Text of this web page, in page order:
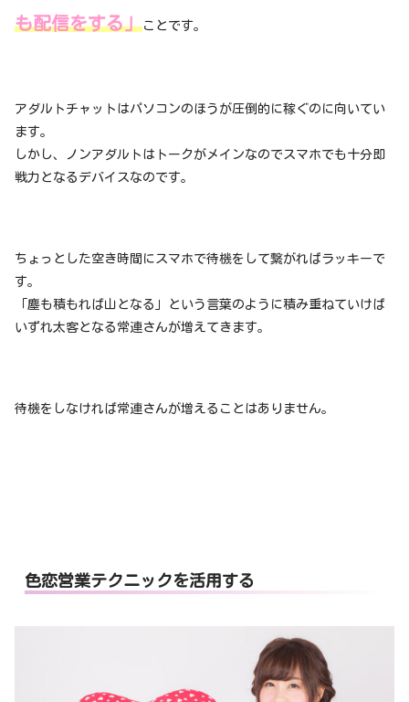
も配信をする」ことです。
アダルトチャットはパソコンのほうが圧倒的に稼ぐのに向いてい
ます。
しかし、ノンアダルトはトークがメインなのでスマホでも十分即
戦力となるデバイスなのです。
ちょっとした空き時間にスマホで待機をして繋がればラッキーで
す。
「塵も積もれば山となる」という言葉のように積み重ねていけば
いずれ太客となる常連さんが増えてきます。
待機をしなければ常連さんが増えることはありません。
色恋営業テクニックを活用する